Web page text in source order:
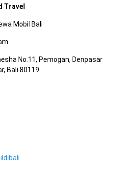
Travel
Mobil Bali
No.11, Pemogan, Denpasar
Bali 80119